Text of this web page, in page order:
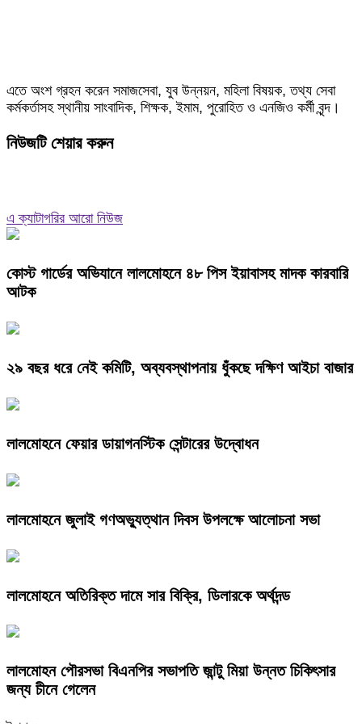
এতে অংশ গ্রহন করেন সমাজসেবা, যুব উন্নয়ন, মহিলা বিষয়ক, তথ্য সেবা
কর্মকর্তাসহ স্থানীয় সাংবাদিক, শিক্ষক, ইমাম, পুরোহিত ও এনজিও কর্মী বৃন্দ।
নিউজটি শেয়ার করুন
এ ক্যাটাগরির আরো নিউজ
কোস্ট গার্ডের অভিযানে লালমোহনে ৪৮ পিস ইয়াবাসহ মাদক কারবারি
আটক
২৯ বছর ধরে নেই কমিটি, অব্যবস্থাপনায় ধুঁকছে দক্ষিণ আইচা বাজার
লালমোহনে ফেয়ার ডায়াগনস্টিক সেন্টারের উদ্বোধন
লালমোহনে জুলাই গণঅভ্যুত্থান দিবস উপলক্ষে আলোচনা সভা
লালমোহনে অতিরিক্ত দামে সার বিক্রি, ডিলারকে অর্থদন্ড
লালমোহন পৌরসভা বিএনপির সভাপতি জান্টু মিয়া উন্নত চিকিৎসার
জন্য চীনে গেলেন